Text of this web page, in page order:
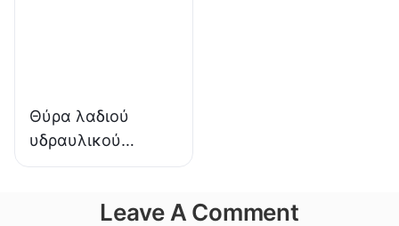
Θύρα λαδιού
υδραυλικού
κινητήρα BMH S
Leave A Comment